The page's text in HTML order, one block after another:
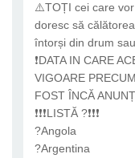
⚠️TOȚI cei care
doresc să
întorși din drum
❗DATA IN CARE
VIGOARE
FOST ÎNCĂ
❗❗❗LISTĂ ?❗❗❗
?Angola
?Argentina